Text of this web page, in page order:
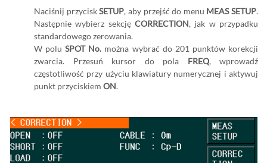
Naciśnij przyciskSETUP, aby przejść do menu MEAS SETUP.
Następnie wybierz sekcję CORRECTION, jak w przypadku
standardowego zerowania.
W poluSPOT No. można wybrać do 201 punktów korekcji
zwarcia. Przesuń kursor do pola FREQ, wprowadź
częstotliwość przy użyciu klawiatury numerycznej i aktywuj
punkt przyciskiem ON.